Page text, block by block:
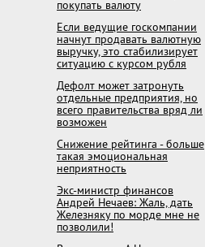
покупать валюту
Если ведущие госкомпании
начнут продавать валютную
выручку, это стабилизирует
ситуацию с курсом рубля
Дефолт может затронуть
отдельные предприятия, но
всего правительства вряд ли
возможен
Снижение рейтинга - больше
такая эмоциональная
неприятность
Экс-министр финансов
Андрей Нечаев: Жаль, дать
Железняку по морде мне не
позволили!